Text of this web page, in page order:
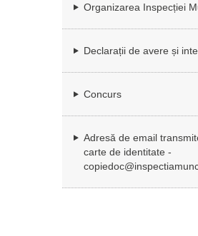
Organizarea Inspecției
Declarații de avere și
Concurs
Adresă de email
carte de identitate -